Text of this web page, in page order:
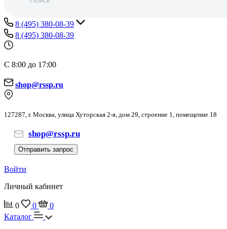
8 (495) 380-08-39
8 (495) 380-08-39
С 8:00 до 17:00
shop@rssp.ru
127287, г. Москва, улица Хуторская 2-я, дом 29, строение 1, помещение 18
shop@rssp.ru
Отправить запрос
Войти
Личный кабинет
0 0
0
Каталог